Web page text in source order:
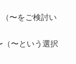
〜をご検討い
（〜という選択